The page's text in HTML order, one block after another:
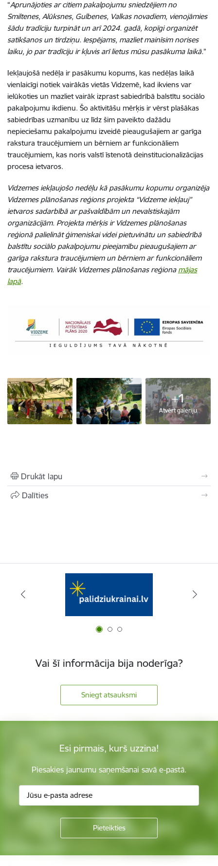
“Aprunājoties ar citiem pakalpojumu sniedzējiem no
Smiltenes, Alūksnes, Gulbenes, Valkas novadiem, vienojāmies
šādu tradīciju turpināt un arī 2024. gadā, kopīgi organizēt
satikšanos un tirdziņu. Iespējams, mazliet mainīsim norises
laiku, jo par tradīciju ir kļuvis arī lietus mūsu pasākuma laikā.”
Iekļaujošā nedēļa ir pasākumu kopums, kas nedēļas laikā
vienlaicīgi notiek vairākās vietās Vidzemē, kad ikviens var
ielūkoties un mazliet vairāk izprast sabiedrībā balstītu sociālo
pakalpojumu ikdienu. Šo aktivitāšu mērķis ir vērst plašākas
sabiedrības uzmanību uz līdz šim paveikto dažādu
nepieciešamu pakalpojumu izveidē pieaugušajiem ar garīga
rakstura traucējumiem un bērniem ar funkcionāliem
traucējumiem, kas noris valstī īstenotā deinstitucionalizācijas
procesa ietvaros.
Vidzemes iekļaujošo nedēļu kā pasākumu kopumu organizēja
Vidzemes plānošanas reģions projekta “Vidzeme iekļauj”
ietvaros sadarbībā ar pašvaldībām un nevalstiskajām
organizācijām. Projekta mērķis ir Vidzemes plānošanas
reģionā palielināt ģimeniskai videi pietuvinātu un sabiedrībā
balstītu sociālo pakalpojumu pieejamību pieaugušajiem ar
garīga rakstura traucējumiem un bērniem ar funkcionāliem
traucējumiem. Vairāk Vidzemes plānošanas reģiona mājas
lapā.
+1
Atvērt galeriju
Drukāt lapu
Dalīties
Vai šī informācija bija noderīga?
Sniegt atsauksmi
Esi pirmais, kurš uzzina!
Piesakies jaunumu saņemšanai savā e-pastā.